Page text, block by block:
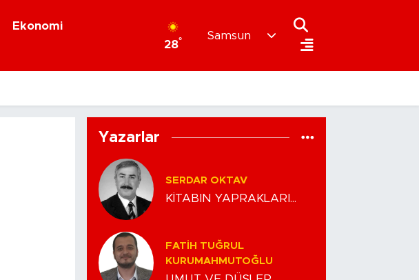
Ekonomi
28°
Samsun
Yazarlar
SERDAR OKTAV
KİTABIN YAPRAKLARI...
FATIH TUĞRUL
KURUMAHMUTOĞLU